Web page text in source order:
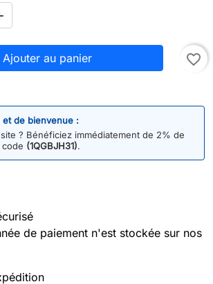
Ajouter au panier favorite_border
de bienvenue :
? Bénéficiez immédiatement de 2% de
(1QGBJH31).
de paiement n'est stockée sur nos